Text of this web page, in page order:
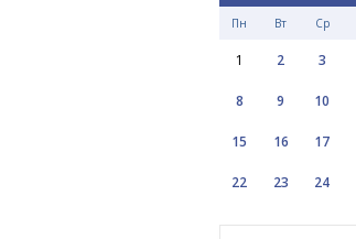
Пн Вт Ср
1 2 3
8 9 10
15 16 17
22 23 24